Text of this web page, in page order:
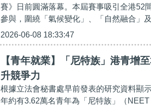
賽》日前圓滿落幕。本屆賽事吸引全港52
參與，圍繞「氣候變化」、「自然融合」
2026-06-08 18:33:47
【青年就業】「尼特族」港青增
升競爭力
根據立法會秘書處早前發表的研究資料顯
年約有3.62萬名青年為「尼特族」（